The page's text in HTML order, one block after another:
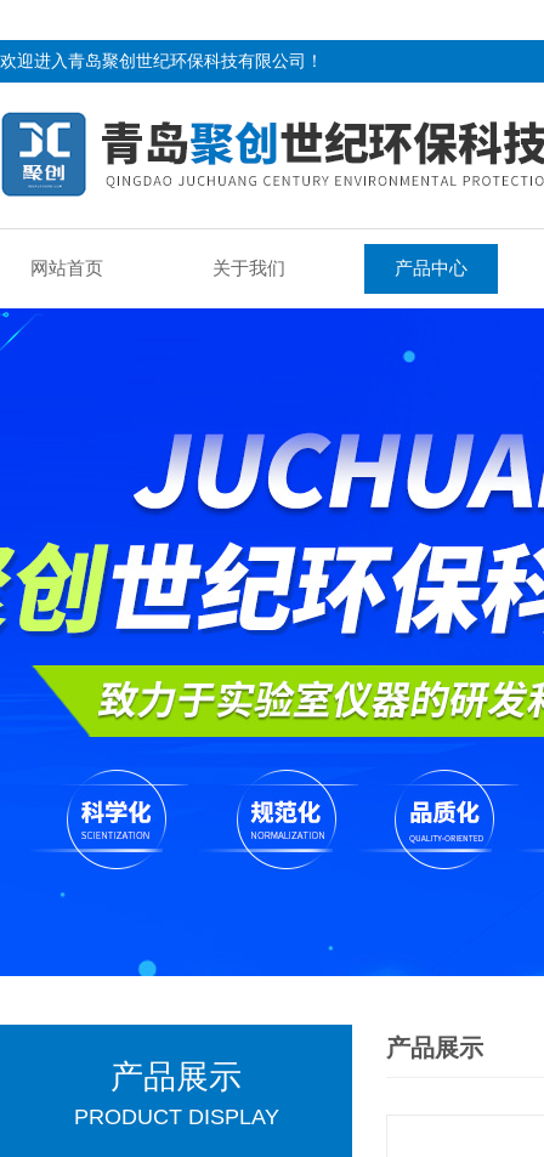
欢迎进入青岛聚创世纪环保科技有限公司！
网站首页 关于我们 产品中心
产品展示
PRODUCT DISPLAY
产品展示